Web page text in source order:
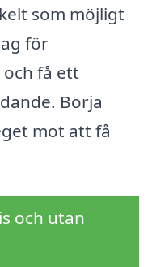
som möjligt
för
få ett
Börja
mot att få
och utan